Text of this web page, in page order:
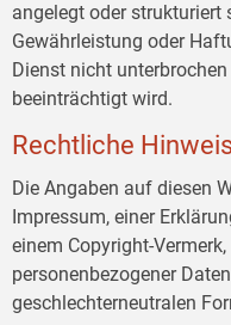
angelegt oder strukturiert
Gewährleistung oder
Dienst nicht
beeinträchtigt wird.
Rechtliche
Die Angaben auf diesen
Impressum, einer
einem Copyright-
personenbezogener
geschlechterneutralen